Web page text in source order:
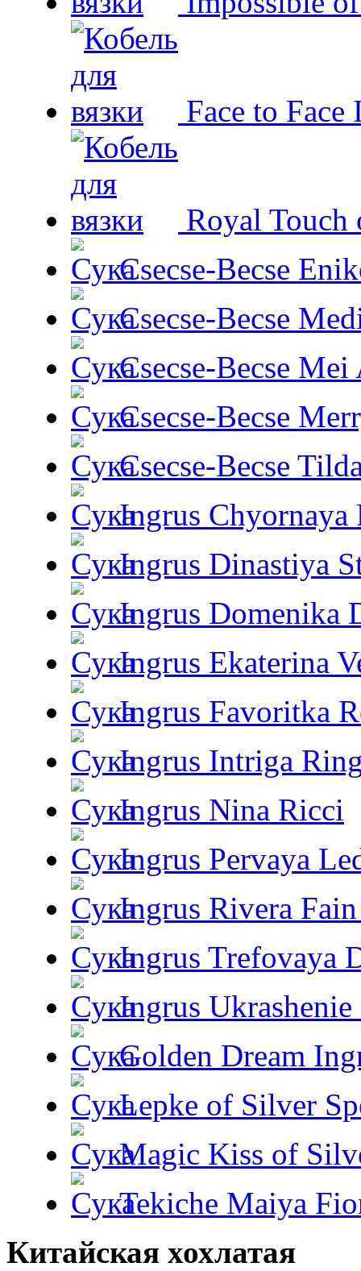
Face to
Royal Touch
Csecse-Becse
Csecse-Becse
Csecse-Becse Mei
Csecse-Becse
Csecse-Becse
Ingrus Chyornaya
Ingrus Dinastiya
Ingrus Domenika
Ingrus Ekaterina
Ingrus Favoritka
Ingrus Intriga
Ingrus Nina Ricci
Ingrus Pervaya
Ingrus Rivera
Ingrus Trefovaya
Ingrus Ukrashenie
Golden Dream
Lepke of Silver
Magic Kiss of
Tekiche Maiya
Китайская хохлатая